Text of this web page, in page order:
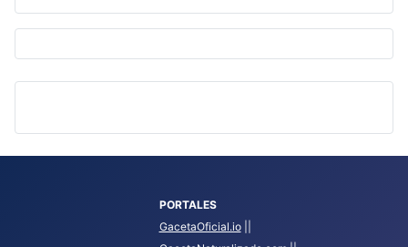
PORTALES
GacetaOficial.io||